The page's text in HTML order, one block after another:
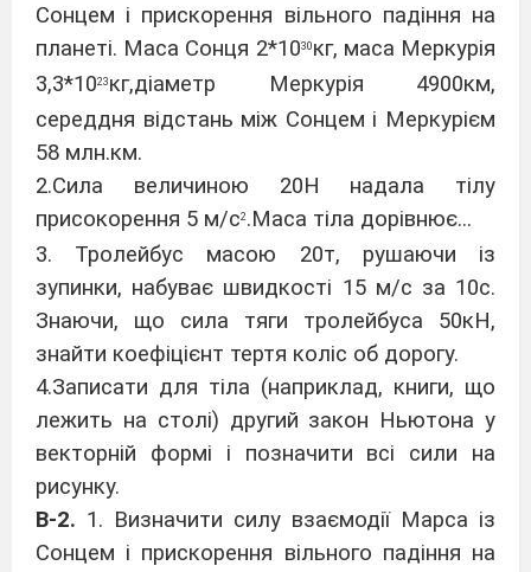
Сонцем і прискорення вільного падіння на
планеті. Маса Сонця 2*1030кг, маса Меркурія
3,3*1023кг,діаметр Меркурія 4900км,
середдня відстань між Сонцем і Меркурієм
58 млн.км.
2.Сила величиною 20Н надала тілу
присокорення 5 м/с2.Маса тіла дорівнює...
3. Тролейбус масою 20т, рушаючи із
зупинки, набуває швидкості 15 м/с за 10с.
Знаючи, що сила тяги тролейбуса 50кН,
знайти коефіцієнт тертя коліс об дорогу.
4.Записати для тіла (наприклад, книги, що
лежить на столі) другий закон Ньютона у
векторній формі і позначити всі сили на
рисунку.
В-2. 1. Визначити силу взаємодії Марса із
Сонцем і прискорення вільного падіння на